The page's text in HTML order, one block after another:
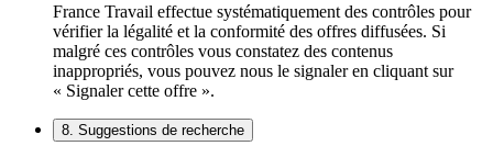
France Travail effectue systématiquement des contrôles pour
vérifier la légalité et la conformité des offres diffusées. Si
malgré ces contrôles vous constatez des contenus
inappropriés, vous pouvez nous le signaler en cliquant sur
« Signaler cette offre ».
8. Suggestions de recherche